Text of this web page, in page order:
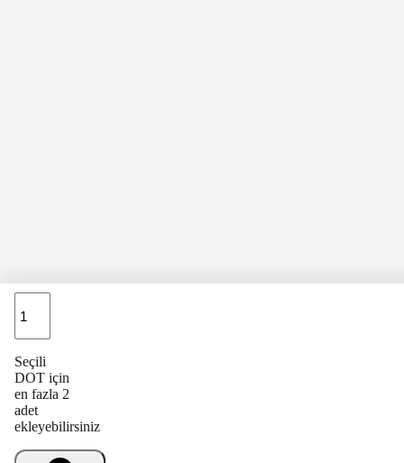
Seçili
DOT için
en fazla 2
adet
ekleyebilirsiniz